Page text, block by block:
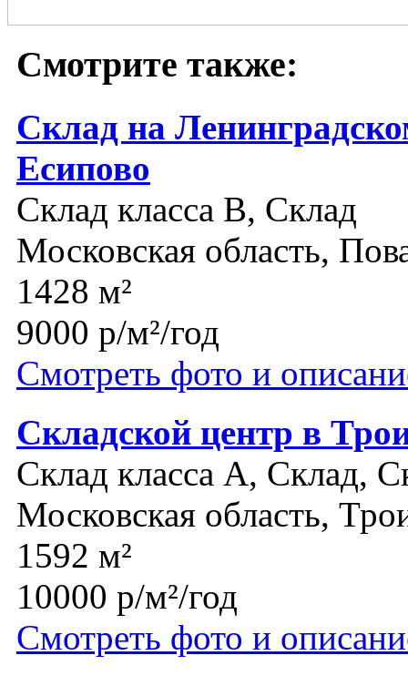
Смотрите также:
Склад на
Есипово
Склад класса B, Склад
Московская область,
1428 м²
9000 р/м²/год
Смотреть фото и
Складской центр в
Склад класса A, Склад,
Московская область,
1592 м²
10000 р/м²/год
Смотреть фото и